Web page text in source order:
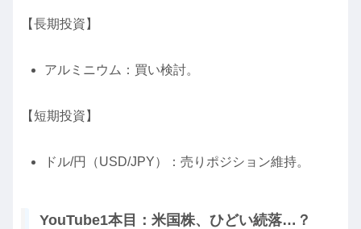
【長期投資】
アルミニウム：買い検討。
【短期投資】
ドル/円（USD/JPY）：売りポジション維持。
YouTube1本目：米国株、ひどい続落…？